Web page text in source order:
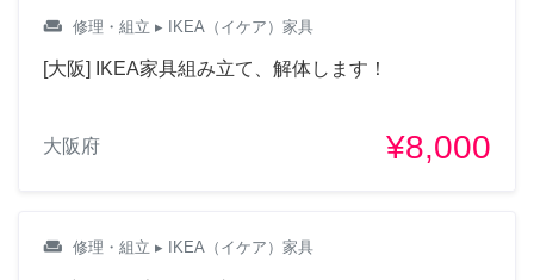
weekend 修理・組立 ▸ IKEA（イケア）家具
[大阪] IKEA家具組み立て、解体します！
大阪府 ¥8,000
weekend 修理・組立 ▸ IKEA（イケア）家具